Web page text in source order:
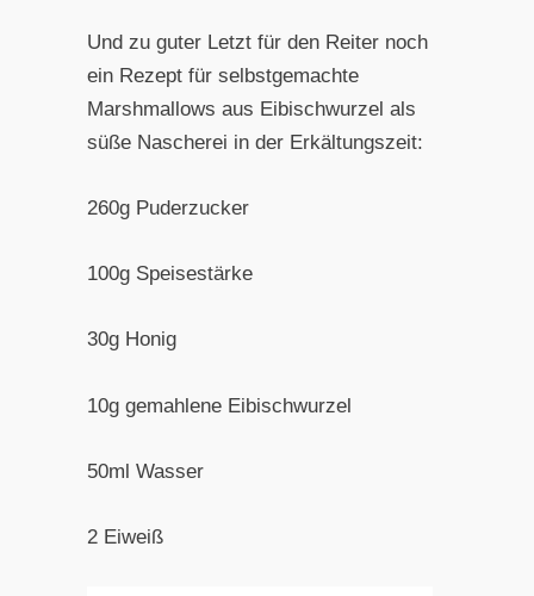
Und zu guter Letzt für den Reiter noch
ein Rezept für selbstgemachte
Marshmallows aus Eibischwurzel als
süße Nascherei in der Erkältungszeit:
260g Puderzucker
100g Speisestärke
30g Honig
10g gemahlene Eibischwurzel
50ml Wasser
2 Eiweiß